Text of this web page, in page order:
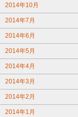
2014年10月
2014年7月
2014年6月
2014年5月
2014年4月
2014年3月
2014年2月
2014年1月